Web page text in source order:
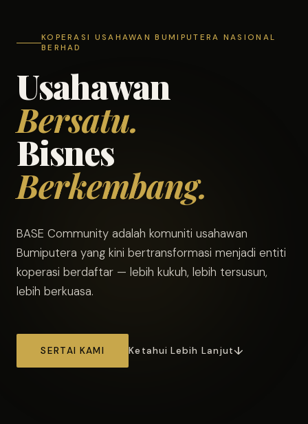
KOPERASI USAHAWAN BUMIPUTERA NASIONAL
BERHAD
Usahawan
Bersatu.
Bisnes
Berkembang.
BASE Community adalah komuniti usahawan
Bumiputera yang kini bertransformasi menjadi entiti
koperasi berdaftar — lebih kukuh, lebih tersusun,
lebih berkuasa.
SERTAI KAMI Ketahui Lebih Lanjut